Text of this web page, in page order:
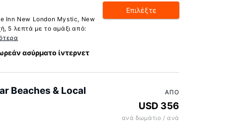
Inn New London Mystic, New
5 λεπτά με το αμάξι από:
ασύρματο ίντερνετ
Επιλέξτε
Beaches & Local
ΑΠΌ
USD 356
ανά δωμάτιο / ανά